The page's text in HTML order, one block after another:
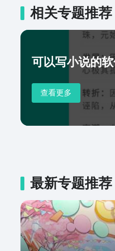
用
注
做什么
通
态
录
友
网
户
备
松
相关专题推荐
可以写小说的
查看更多
最新专题推荐